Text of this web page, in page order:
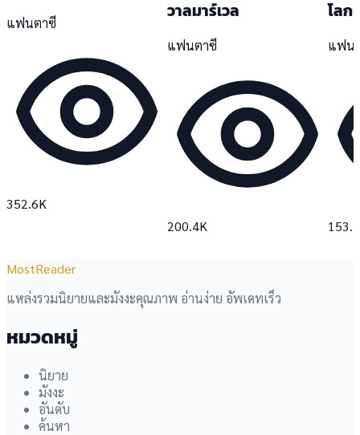
แฟนตาซี
352.6K
วาลมาร์เวล
แฟนตาซี
200.4K
โลก
แฟน
MostReader
แหล่งรวมนิยายและมังงะคุณภาพ อ่านง่าย อัพเดทเร็ว
หมวดหมู่
นิยาย
มังงะ
อันดับ
ค้นหา